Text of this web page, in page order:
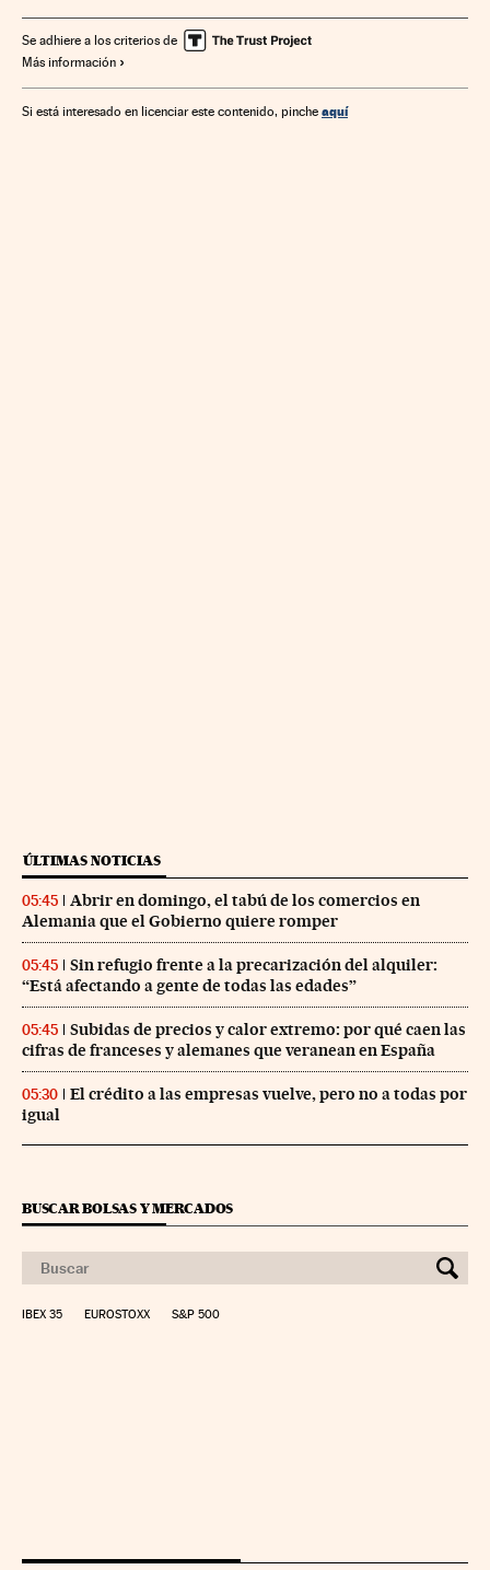
Se adhiere a los criterios de
Más información
Si está interesado en licenciar este contenido, pinche aquí
ÚLTIMAS NOTICIAS
05:45
Abrir en domingo, el tabú de los comercios en
Alemania que el Gobierno quiere romper
05:45
Sin refugio frente a la precarización del alquiler:
“Está afectando a gente de todas las edades”
05:45
Subidas de precios y calor extremo: por qué caen las
cifras de franceses y alemanes que veranean en España
05:30
El crédito a las empresas vuelve, pero no a todas por
igual
BUSCAR BOLSAS Y MERCADOS
IBEX 35 EUROSTOXX S&P 500